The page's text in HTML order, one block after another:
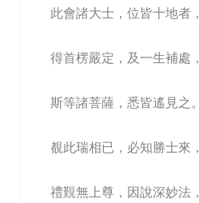
此會諸大士，位皆十地者，
得首楞嚴定，及一生補處，
斯等諸菩薩，悉皆遙見之。
覩此瑞相已，必知勝士來，
禮覲無上尊，因說深妙法，